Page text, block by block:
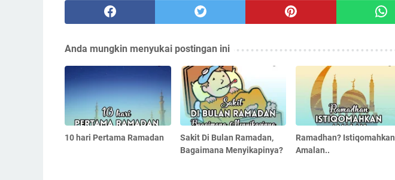
Anda mungkin menyukai postingan ini
10 hari Pertama Ramadan
Sakit Di Bulan Ramadan,
Bagaimana Menyikapinya?
Ramadhan? Istiqomahkan
Amalan..